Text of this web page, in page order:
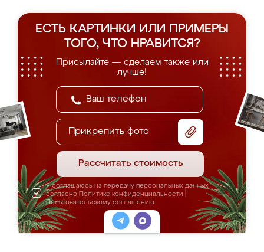
ЕСТЬ КАРТИНКИ ИЛИ ПРИМЕРЫ
ТОГО, ЧТО НРАВИТСЯ?
Присылайте — сделаем также или
лучше!
Прикрепить фото
Рассчитать стоимость
Я соглашаюсь на передачу персональных данных
согласно Политике конфиденциальности
Пользовательскому соглашению